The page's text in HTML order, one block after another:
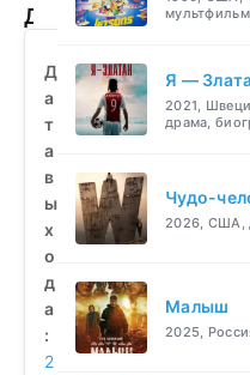
Днём
Валентина!
(2026)
смотреть
бесплатно
Д
а
т
а
в
ы
х
о
д
а
:
2
Я —
2021,
драма,
Чудо-
2026, США,
Малыш
2025,